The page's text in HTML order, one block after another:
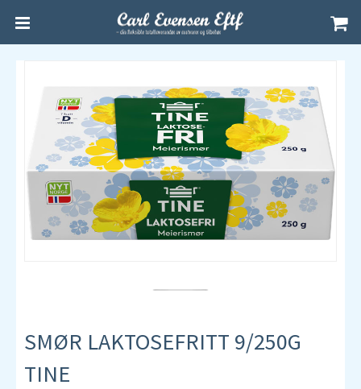
SMØR LAKTOSEFRITT 9/250G
TINE